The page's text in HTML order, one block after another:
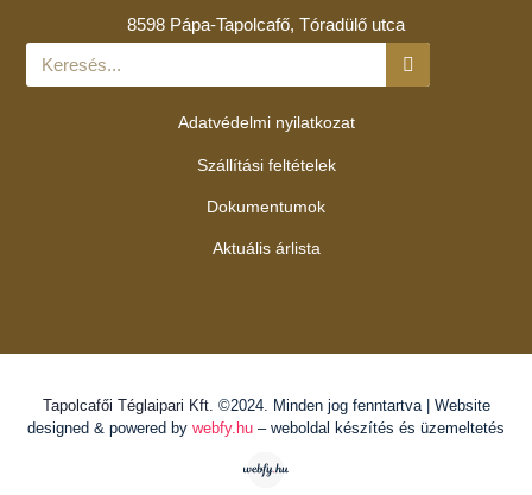
8598 Pápa-Tapolcafő, Tóradülő utca
Adatvédelmi nyilatkozat
Szállítási feltételek
Dokumentumok
Aktuális árlista
Tapolcafői Téglaipari Kft. ©2024. Minden jog fenntartva | Website
designed & powered by webfy.hu – weboldal készítés és üzemeltetés